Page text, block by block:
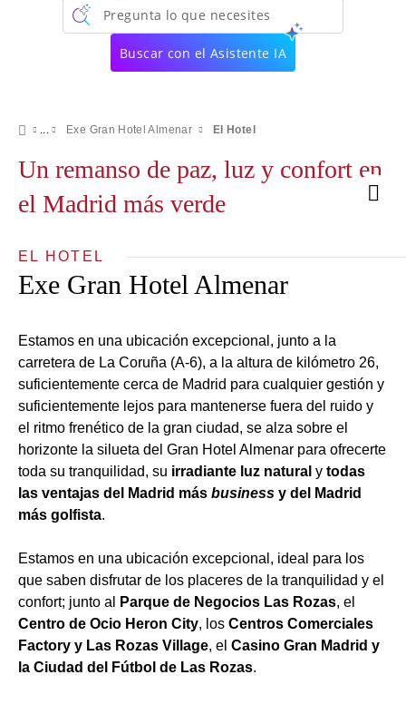
Pregunta lo que necesites
Buscar con el Asistente IA
Exe Gran Hotel Almenar El Hotel
Un remanso de paz, luz y confort en
el Madrid más verde
EL HOTEL
Exe Gran Hotel Almenar
Estamos en una ubicación excepcional, junto a la
carretera de La Coruña (A-6), a la altura de kilómetro 26,
suficientemente cerca de Madrid para cualquier gestión y
suficientemente lejos para mantenerse fuera del ruido y
el ritmo frenético de la gran ciudad, se alza sobre el
horizonte la silueta del Gran Hotel Almenar para ofrecerte
toda su tranquilidad, su irradiante luz natural y todas
las ventajas del Madrid más business y del Madrid
más golfista.
Estamos en una ubicación excepcional, ideal para los
que saben disfrutar de los placeres de la tranquilidad y el
confort; junto al
Parque de Negocios Las Rozas, el
Centro de Ocio Heron City, los Centros Comerciales
Factory y Las Rozas Village, el Casino Gran Madrid y
la Ciudad del Fútbol de Las Rozas.